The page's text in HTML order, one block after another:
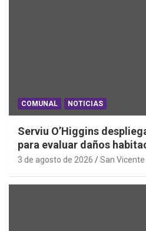
COMUNAL NOTICIAS
Serviu O’Higgins
para evaluar daños
Sistema Frontal
3 de agosto de 2026 San